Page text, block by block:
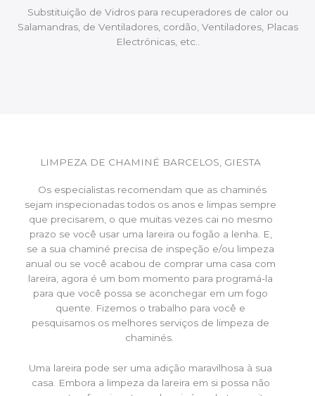
Substituição de Vidros para recuperadores de calor ou
Salamandras, de Ventiladores, cordão, Ventiladores, Placas
Electrónicas, etc..
LIMPEZA DE CHAMINÉ BARCELOS, GIESTA
Os especialistas recomendam que as chaminés
sejam inspecionadas todos os anos e limpas sempre
que precisarem, o que muitas vezes cai no mesmo
prazo se você usar uma lareira ou fogão a lenha. E,
se a sua chaminé precisa de inspeção e/ou limpeza
anual ou se você acabou de comprar uma casa com
lareira, agora é um bom momento para programá-la
para que você possa se aconchegar em um fogo
quente. Fizemos o trabalho para você e
pesquisamos os melhores serviços de limpeza de
chaminés.
Uma lareira pode ser uma adição maravilhosa à sua
casa. Embora a limpeza da lareira em si possa não